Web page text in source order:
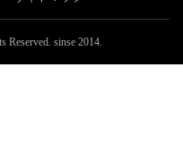
sinse 2014.